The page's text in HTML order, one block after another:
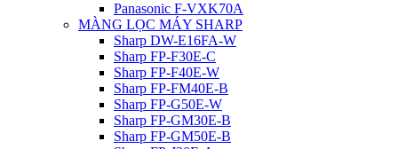
Panasonic F-VXK70A
MÀNG LỌC MÁY SHARP
Sharp DW-E16FA-W
Sharp FP-F30E-C
Sharp FP-F40E-W
Sharp FP-FM40E-B
Sharp FP-G50E-W
Sharp FP-GM30E-B
Sharp FP-GM50E-B